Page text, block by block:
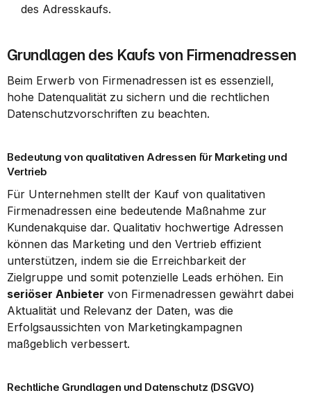
des Adresskaufs.
Grundlagen des Kaufs von Firmenadressen
Beim Erwerb von Firmenadressen ist es essenziell,
hohe Datenqualität zu sichern und die rechtlichen
Datenschutzvorschriften zu beachten.
Bedeutung von qualitativen Adressen für Marketing und
Vertrieb
Für Unternehmen stellt der Kauf von qualitativen
Firmenadressen eine bedeutende Maßnahme zur
Kundenakquise dar. Qualitativ hochwertige Adressen
können das Marketing und den Vertrieb effizient
unterstützen, indem sie die Erreichbarkeit der
seriöser Anbieter von Firmenadressen gewährt dabei
Aktualität und Relevanz der Daten, was die
Erfolgsaussichten von Marketingkampagnen
maßgeblich verbessert.
Rechtliche Grundlagen und Datenschutz (DSGVO)